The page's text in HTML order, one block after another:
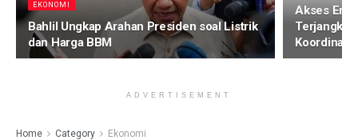
EKONOMI
Bahlil Ungkap Arahan Presiden soal Listrik
dan Harga BBM
Akses
Koordinasi
ADVERTISEMENT
Home Category Ekonomi